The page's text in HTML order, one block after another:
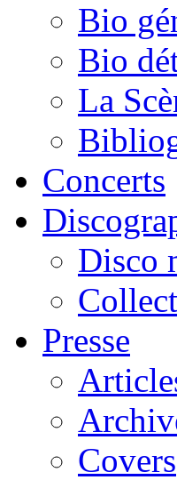
Bio
Bio
La
Concerts
Disco
Presse
Covers